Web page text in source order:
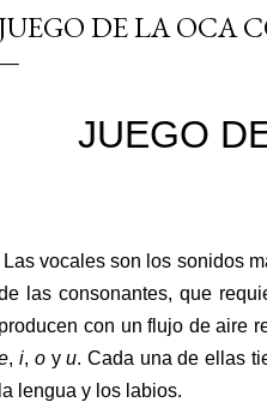
DE LA OCA
JUEGO
vocales son los sonidos
las consonantes, que
con un flujo de aire
,i, oyu. Cada una de ellas
lengua y los labios.